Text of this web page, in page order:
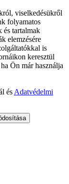
viselkedésükről
folyamatos
és tartalmak
elemzésére
is
keresztül
Ön már használja
és Adatvédelmi